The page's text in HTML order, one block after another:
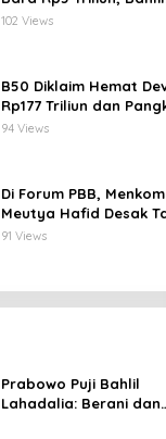
Lahadalia: ESDM Siap
102 Views
B50 Diklaim Hemat
Rp177 Triliun dan
Emisi 44 Juta Ton CO₂
94 Views
Di Forum PBB,
Meutya Hafid Desak
Kelola AI Global
91 Views
Prabowo Puji Bahlil
Lahadalia: Berani dan